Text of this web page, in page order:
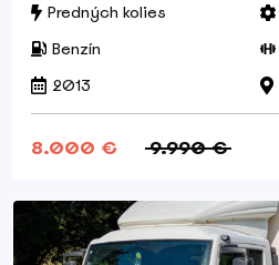
Predných kolies
Benzín
2013
8.000 € 9.990 €